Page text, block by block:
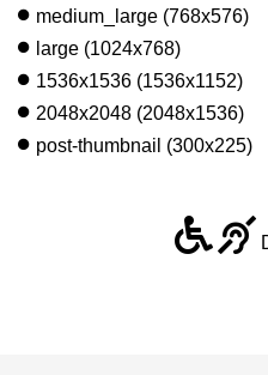
medium_large (768x576)
large (1024x768)
1536x1536 (1536x1152)
2048x2048 (2048x1536)
post-thumbnail (300x225)